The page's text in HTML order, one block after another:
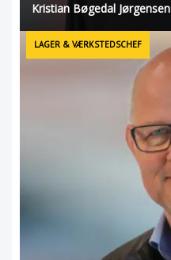
Kristian Bøgedal Jørgensen
LAGER & VÆRKSTEDSCHEF